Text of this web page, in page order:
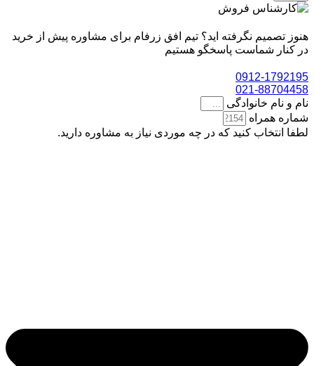
هنوز تصمیم نگرفته اید؟ تیم افق زرفام برای مشاوره پیش از خرید
در کنار شماست پاسخگو هستیم
0912-1792195
021-88704458
نام و نام خانوادگی
شماره همراه
لطفا انتخاب کنید که در چه موردی نیاز به مشاوره دارید.